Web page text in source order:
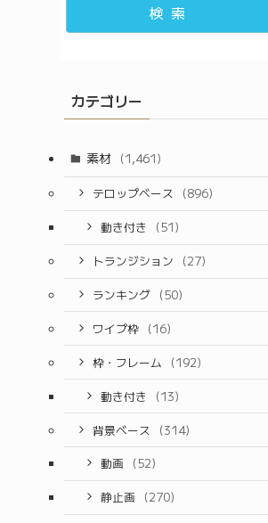
検索
カテゴリー
素材 (1,461)
テロップベース
(896)
動き付き
(51)
トランジション
(27)
ランキング (50)
ワイプ枠 (16)
枠・フレーム
(192)
動き付き
(13)
背景ベース
(314)
動画
(52)
静止画
(270)